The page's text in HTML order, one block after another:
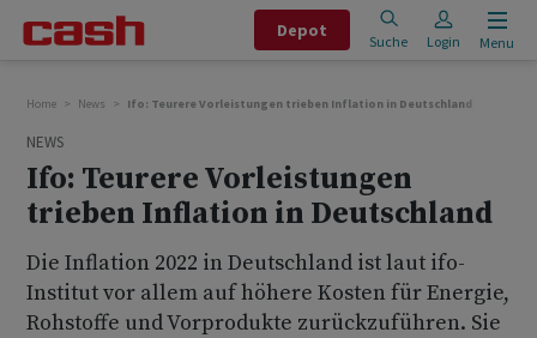
Depot
Suche Login Menu
Home News Ifo: Teurere Vorleistungen trieben Inflation in Deutschland
NEWS
Ifo: Teurere Vorleistungen
trieben Inflation in Deutschland
Die Inflation 2022 in Deutschland ist laut ifo-
Institut vor allem auf höhere Kosten für Energie,
Rohstoffe und Vorprodukte zurückzuführen. Sie